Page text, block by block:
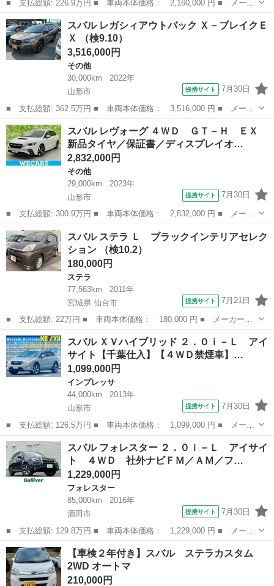
■ 支払総額: 226.9万円 ■ 車両本体価格： 2,160,000 円 ■ メーカ
ー名： スバル ■ 車種名： インプレッサ ■ グレード名： ４Ｗ
Ｄ ＳＴスマートエディション ディスプレイオーディオ＋ナビ１１
インチ／...
山形 山形市 インプレッサ
スバル レガシィアウトバック Ｘ－ブレイクＥ
Ｘ （検9.10）
3,516,000円
その他
30,000km
2022年
山形市
提携サイト 7月30日
■ 支払総額: 362.5万円 ■ 車両本体価格： 3,516,000 円 ■ メーカ
ー名： スバル ■ 車種名： レガシィアウトバック ■ グレード
名： Ｘ－ブレイクＥＸ ■ 排気量： 1800cc ■ ドア枚数： 5D...
山形 山形市
スバル レヴォーグ ４ＷＤ ＧＴ－Ｈ ＥＸ
新品タイヤ／保証書／ディスプレイオ…
2,832,000円
その他
29,000km
2023年
山形市
提携サイト 7月30日
■ 支払総額: 300.9万円 ■ 車両本体価格： 2,832,000 円 ■ メーカ
ー名： スバル ■ 車種名： レヴォーグ ■ グレード名： ４Ｗ
Ｄ ＧＴ－Ｈ ＥＸ 新品タイヤ／保証書／ディスプレイオーディオ
＋ナビ１１...
山形 山形市
スバル ステラ Ｌ ブラックインテリアセレク
ション （検10.2）
180,000円
ステラ
77,563km
2011年
宮城県 仙台市
提携サイト 7月21日
■ 支払総額: 22万円 ■ 車両本体価格： 180,000 円 ■ メーカー
名： スバル ■ 車種名： ステラ ■ グレード名： Ｌ ブラック
インテリアセレクション ■ 排気量： 660cc ■ ドア枚数： 5D ■
ミ...
宮城 仙台市
スバル ＸＶハイブリッド ２．０ｉ－Ｌ アイ
サイト【千葉仕入】【４ＷＤ禁煙車】…
1,099,000円
インプレッサ
44,000km
2013年
山形市
提携サイト 7月30日
■ 支払総額: 126.5万円 ■ 車両本体価格： 1,099,000 円 ■ メーカ
ー名： スバル ■ 車種名： ＸＶハイブリッド ■ グレード名：
２．０ｉ－Ｌ アイサイト【千葉仕入】【４ＷＤ禁煙車】 純正ナビ
／ＣＤ／...
山形 山形市
スバル フォレスター ２．０ｉ－Ｌ アイサイ
ト ４ＷＤ 社外ナビＦＭ／ＡＭ／フ…
1,229,000円
フォレスター
85,000km
2016年
酒田市
提携サイト 7月30日
■ 支払総額: 129.8万円 ■ 車両本体価格： 1,229,000 円 ■ メーカ
ー名： スバル ■ 車種名： フォレスター ■ グレード名： ２．
０ｉ－Ｌ アイサイト ４ＷＤ 社外ナビＦＭ／ＡＭ／フルセグ／Ｄ
ＩＳＣ ...
山形 酒田市 フォレスター
【車検２年付き】スバル ステラカスタム
2WD オートマ
210,000円